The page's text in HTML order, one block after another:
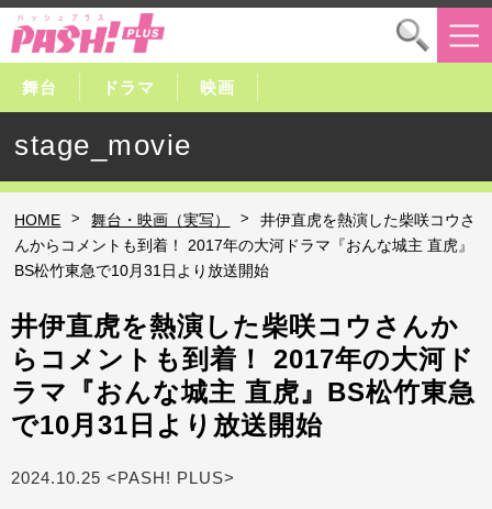
舞台 ドラマ 映画
stage_movie
HOME > 舞台・映画（実写） >
井伊直虎を熱演した柴咲コウさ
んからコメントも到着！ 2017年の大河ドラマ『おんな城主 直虎』
BS松竹東急で10月31日より放送開始
井伊直虎を熱演した柴咲コウさんか
らコメントも到着！ 2017年の大河ド
ラマ『おんな城主 直虎』BS松竹東急
で10月31日より放送開始
2024.10.25 <PASH! PLUS>